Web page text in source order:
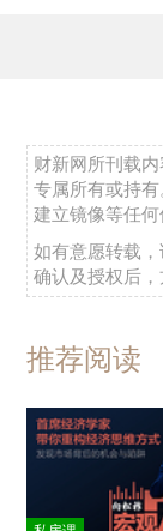
财新网所刊载
专属所有或持
建立镜像等任何
如有意愿转载
确认及授权后，
推荐阅读